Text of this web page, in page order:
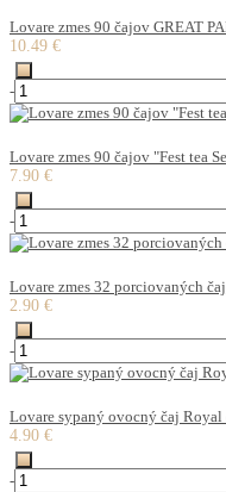
Lovare zmes 90 čajov GREAT
10.49 €
-
Lovare zmes 90 čajov "Fest tea
7.90 €
-
Lovare zmes 32 porciovaných
2.90 €
-
Lovare sypaný ovocný čaj Royal
4.90 €
-